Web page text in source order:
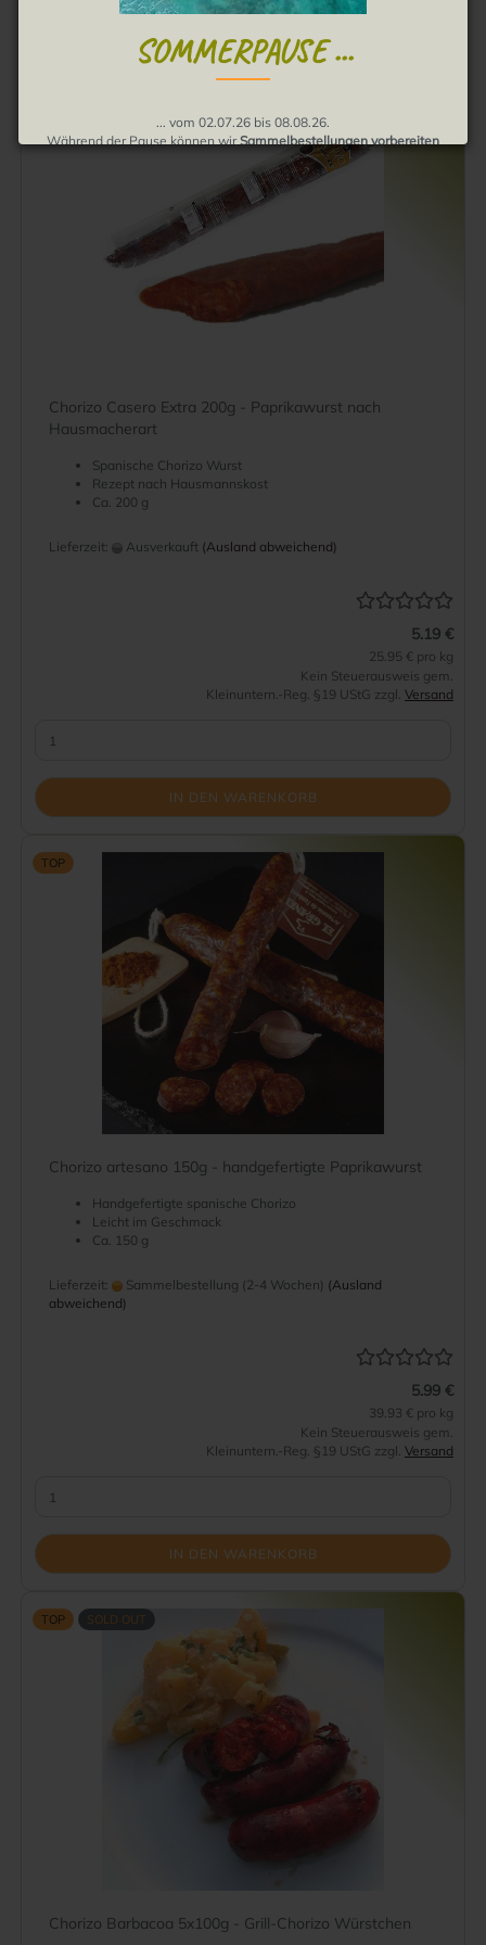
SOMMERPAUSE ...
... vom 02.07.26 bis 08.08.26.
Während der Pause können wirSammelbestellungen vorbereiten
und Bestellungen annehmen.
Die Auslieferung erfolgt dann ab August.
Wir bitten um Verständnis, muchas gracias!
Chorizo Casero Extra 200g - Paprikawurst nach
Hausmacherart
Spanische Chorizo Wurst
Rezept nach Hausmannskost
Ca. 200 g
Lieferzeit: Ausverkauft (Ausland abweichend)
5.19 €
25.95 € pro kg
Kein Steuerausweis gem.
Kleinuntern.-Reg. §19 UStG zzgl. Versand
IN DEN WARENKORB
TOP
Chorizo artesano 150g - handgefertigte Paprikawurst
Handgefertigte spanische Chorizo
Leicht im Geschmack
Ca. 150 g
Lieferzeit: Sammelbestellung (2-4 Wochen) (Ausland
abweichend)
5.99 €
39.93 € pro kg
Kein Steuerausweis gem.
Kleinuntern.-Reg. §19 UStG zzgl. Versand
IN DEN WARENKORB
TOP SOLD OUT
Chorizo Barbacoa 5x100g - Grill-Chorizo Würstchen